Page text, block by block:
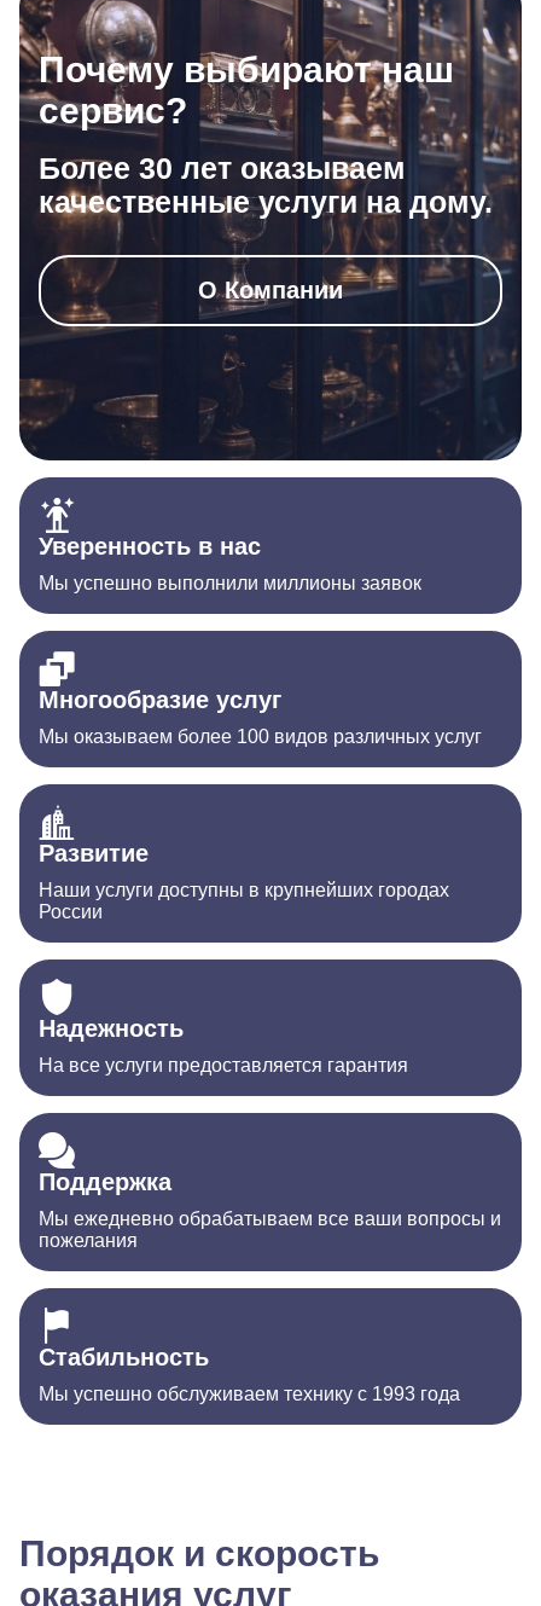
Почему выбирают наш
сервис?
Более 30 лет оказываем
качественные услуги на дому.
О Компании
Уверенность в нас
Мы успешно выполнили миллионы заявок
Многообразие услуг
Мы оказываем более 100 видов различных услуг
Развитие
Наши услуги доступны в крупнейших городах
России
Надежность
На все услуги предоставляется гарантия
Поддержка
Мы ежедневно обрабатываем все ваши вопросы и
пожелания
Стабильность
Мы успешно обслуживаем технику с 1993 года
Порядок и скорость
оказания услуг